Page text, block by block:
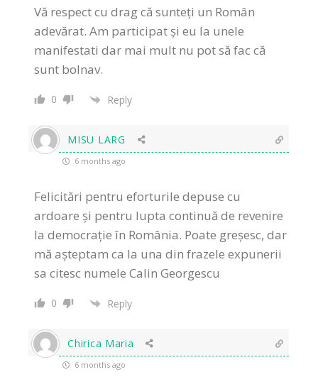
Vă respect cu drag că sunteți un Român
adevărat. Am participat și eu la unele
manifestati dar mai mult nu pot să fac că
sunt bolnav.
0 Reply
MISU LARG
6 months ago
Felicitări pentru eforturile depuse cu
ardoare și pentru lupta continuă de revenire
la democrație în România. Poate greșesc, dar
mă așteptam ca la una din frazele expunerii
sa citesc numele Calin Georgescu
0 Reply
Chirica Maria
6 months ago